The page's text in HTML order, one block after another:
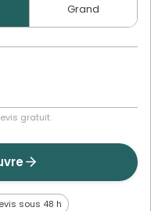
Grand
gratuit.
sous 48 h